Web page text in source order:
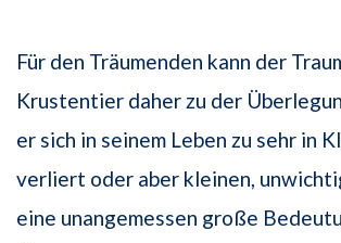
Für den Träumenden kann der
Krustentier daher zu der
er sich in seinem Leben zu sehr in
verliert oder aber kleinen,
eine unangemessen große